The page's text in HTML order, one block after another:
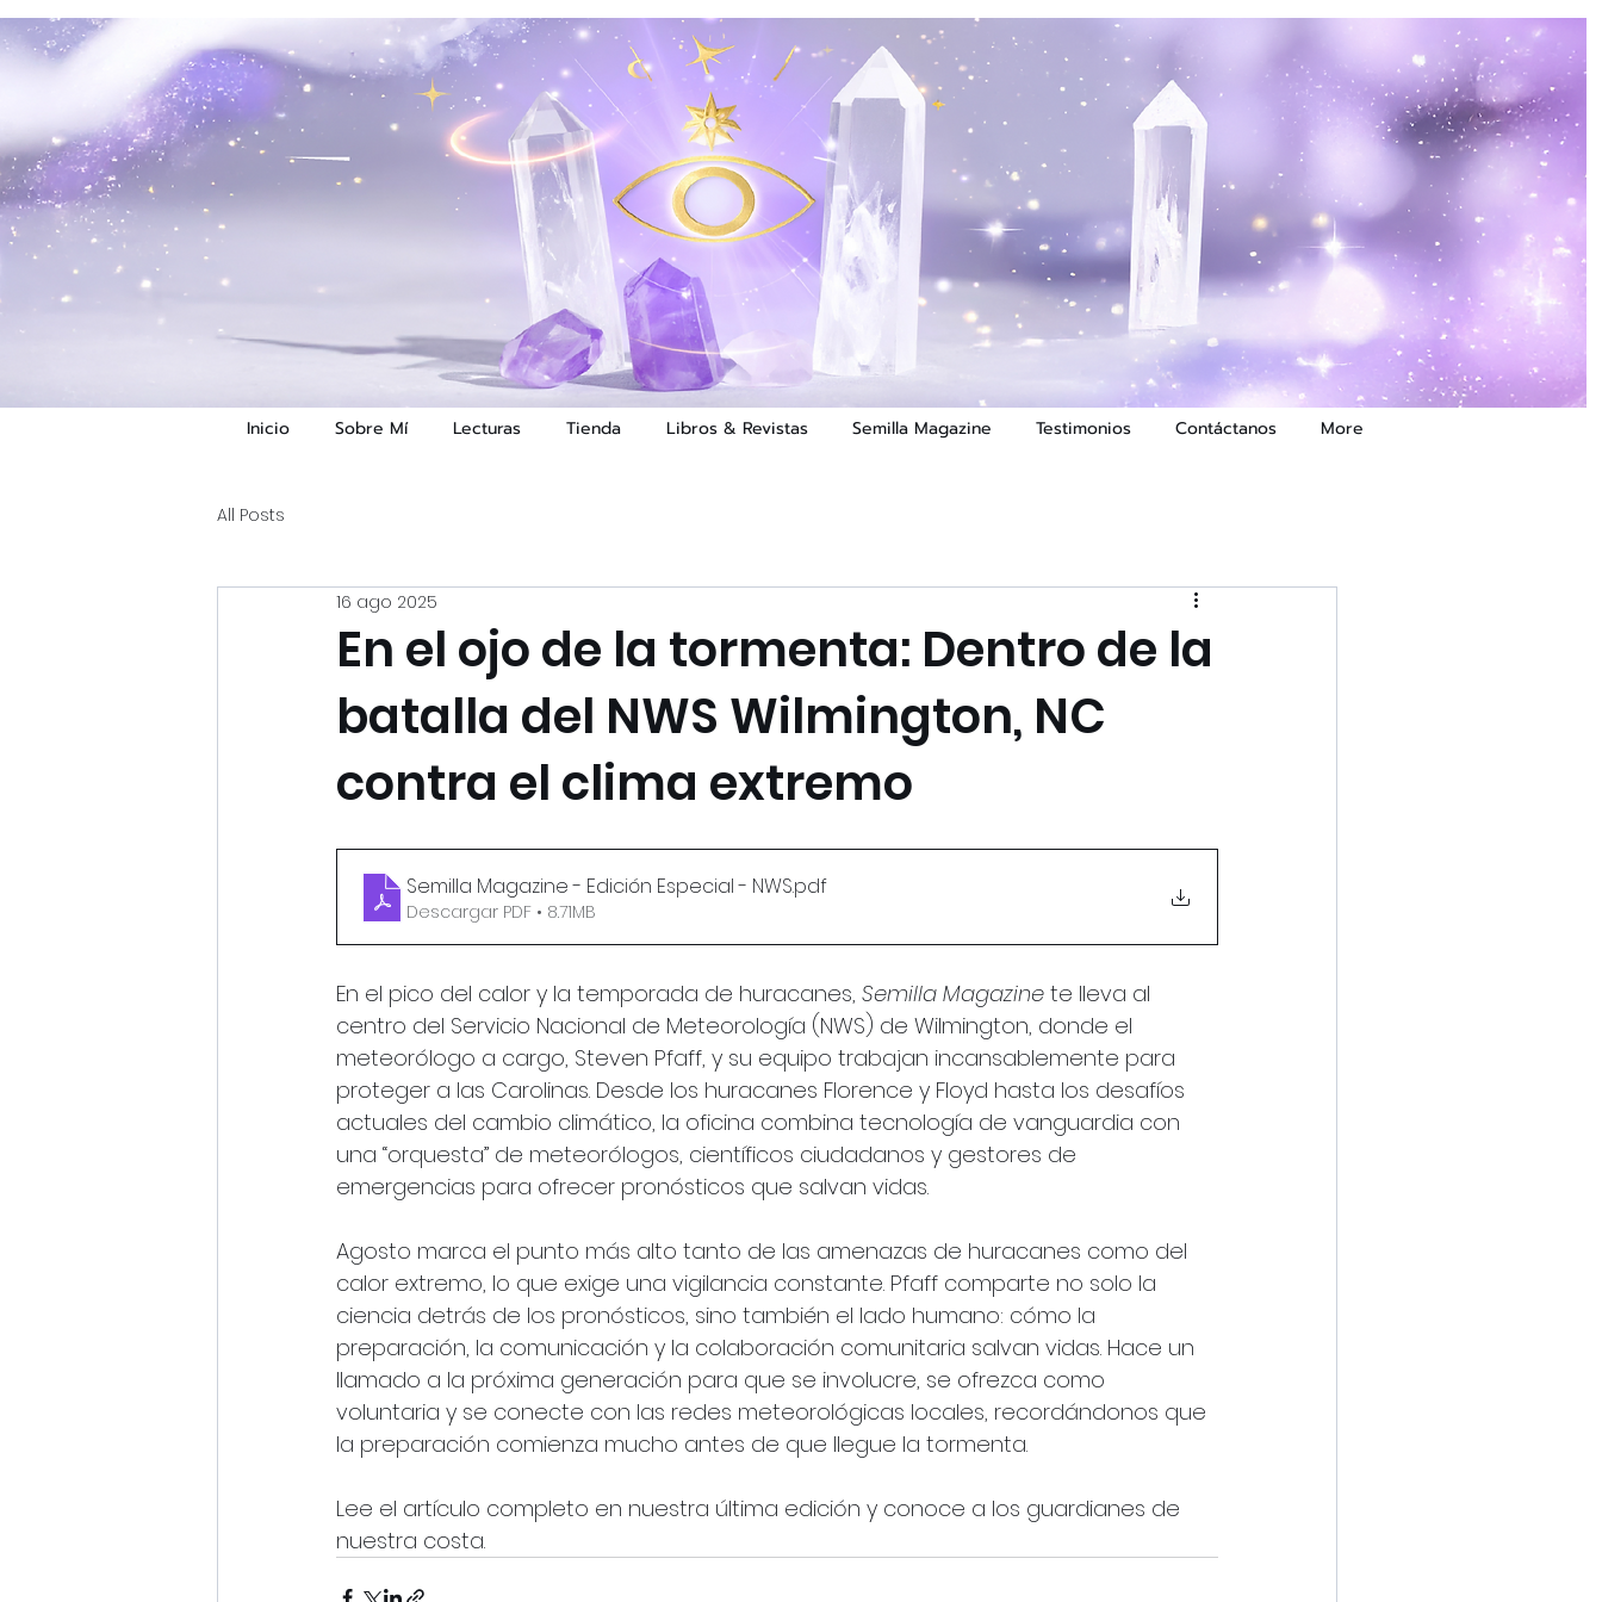
Inicio Sobre Mí Lecturas Tienda Libros & Revistas Semilla Magazine Testimonios Contáctanos More
All Posts
En el ojo de la tormenta: Dentro de la
batalla del NWS Wilmington, NC
contra el clima extremo
16 ago 2025
Semilla Magazine - Edición Especial - NWS.pdf
Descargar PDF • 8.71MB
En el pico del calor y la temporada de huracanes, Semilla Magazine te lleva al
centro del Servicio Nacional de Meteorología (NWS) de Wilmington, donde el
meteorólogo a cargo, Steven Pfaff, y su equipo trabajan incansablemente para
proteger a las Carolinas. Desde los huracanes Florence y Floyd hasta los desafíos
actuales del cambio climático, la oficina combina tecnología de vanguardia con
una “orquesta” de meteorólogos, científicos ciudadanos y gestores de
emergencias para ofrecer pronósticos que salvan vidas.
Agosto marca el punto más alto tanto de las amenazas de huracanes como del
calor extremo, lo que exige una vigilancia constante. Pfaff comparte no solo la
ciencia detrás de los pronósticos, sino también el lado humano: cómo la
preparación, la comunicación y la colaboración comunitaria salvan vidas. Hace un
llamado a la próxima generación para que se involucre, se ofrezca como
voluntaria y se conecte con las redes meteorológicas locales, recordándonos que
la preparación comienza mucho antes de que llegue la tormenta.
Lee el artículo completo en nuestra última edición y conoce a los guardianes de
nuestra costa.